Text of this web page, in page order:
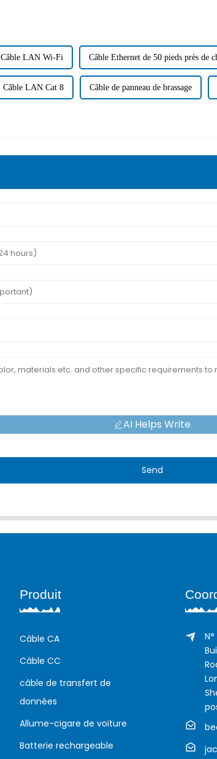
Câble LAN Wi-Fi Câble Ethernet de 50 pieds près de
Câble LAN Cat 8 Câble de panneau de brassage
AI Helps Write
Send
Produit
Câble CA
Câble CC
câble de transfert de
données
Allume-cigare de voiture
Batterie rechargeable